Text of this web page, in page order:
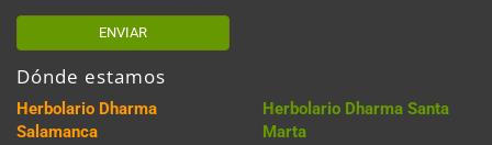
ENVIAR
Dónde estamos
Herbolario Dharma
Salamanca
Herbolario Dharma Santa
Marta